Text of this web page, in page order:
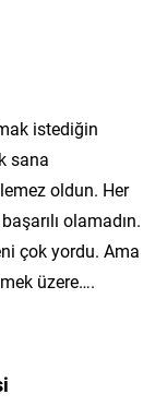
istediğin
sana
oldun. Her
olamadın.
çok yordu. Ama
üzere….